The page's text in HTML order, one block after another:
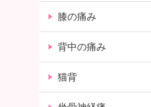
膝の痛み
背中の痛み
猫背